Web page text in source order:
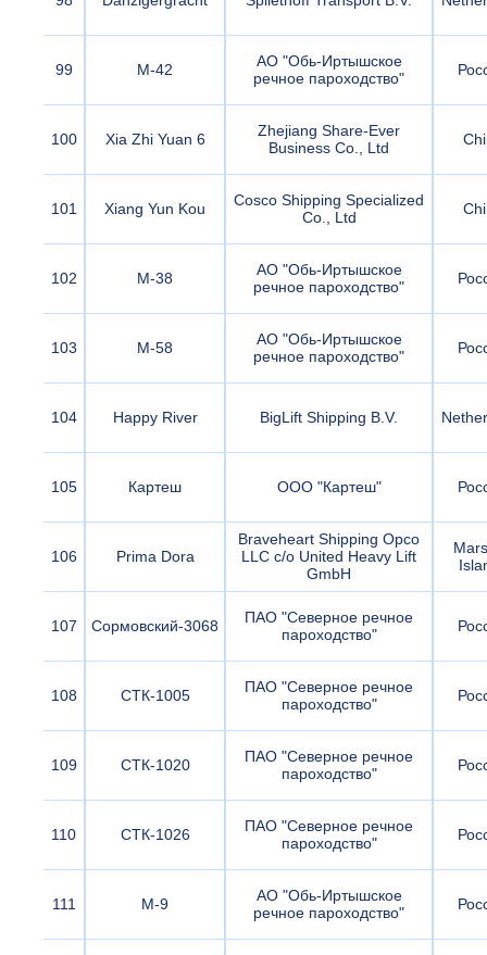
99 М-42
АО "Обь-Иртышское
речное пароходство"
100 Xia Zhi Yuan 6
Zhejiang Share-Ever
Business Co., Ltd
101 Xiang Yun Kou
Cosco Shipping Specialized
Co., Ltd
102 М-38
АО "Обь-Иртышское
речное пароходство"
103 М-58
АО "Обь-Иртышское
речное пароходство"
104 Happy River BigLift Shipping B.V.
105 Картеш ООО "Картеш"
106 Prima Dora
Braveheart Shipping Opco
LLC c/o United Heavy Lift
GmbH
107 Сормовский-3068
ПАО "Северное речное
пароходство"
108 СТК-1005
ПАО "Северное речное
пароходство"
109 СТК-1020
ПАО "Северное речное
пароходство"
110 СТК-1026
ПАО "Северное речное
пароходство"
111 М-9
АО "Обь-Иртышское
речное пароходство"